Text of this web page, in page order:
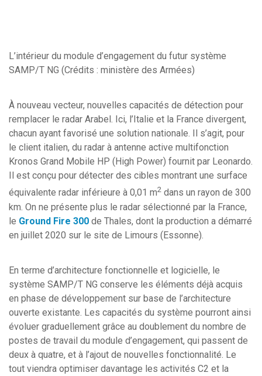
L’intérieur du module d’engagement du futur système
SAMP/T NG (Crédits : ministère des Armées)
À nouveau vecteur, nouvelles capacités de détection pour
remplacer le radar Arabel. Ici, l’Italie et la France divergent,
chacun ayant favorisé une solution nationale. Il s’agit, pour
le client italien, du radar à antenne active multifonction
Kronos Grand Mobile HP (High Power) fournit par Leonardo.
Il est conçu pour détecter des cibles montrant une surface
équivalente radar inférieure à 0,01 m2 dans un rayon de 300
km. On ne présente plus le radar sélectionné par la France,
le Ground Fire 300 de Thales, dont la production a démarré
en juillet 2020 sur le site de Limours (Essonne).
En terme d’architecture fonctionnelle et logicielle, le
système SAMP/T NG conserve les éléments déjà acquis
en phase de développement sur base de l’architecture
ouverte existante. Les capacités du système pourront ainsi
évoluer graduellement grâce au doublement du nombre de
postes de travail du module d’engagement, qui passent de
deux à quatre, et à l’ajout de nouvelles fonctionnalité. Le
tout viendra optimiser davantage les activités C2 et la